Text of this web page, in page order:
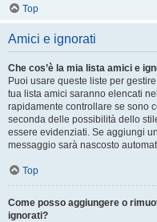
Top
Amici e ignorati
Che cos’è la mia lista amici e
Puoi usare queste liste per
tua lista amici saranno elencati
rapidamente controllare se sono
seconda delle possibilità dello
essere evidenziati. Se aggiungi
messaggio sarà nascosto
Top
Come posso aggiungere o
ignorati?